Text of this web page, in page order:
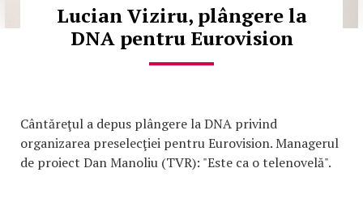
Lucian Viziru, plângere la
DNA pentru Eurovision
Cântăreţul a depus plângere la DNA privind
organizarea preselecţiei pentru Eurovision. Managerul
de proiect Dan Manoliu (TVR): "Este ca o telenovelă".